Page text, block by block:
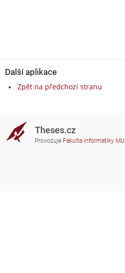
Další aplikace
Zpět na předchozí stranu
Theses.cz
Provozuje Fakulta informatiky MU